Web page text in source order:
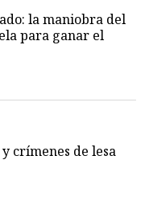
la maniobra del
para ganar el
crímenes de lesa